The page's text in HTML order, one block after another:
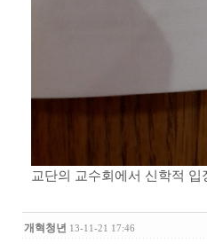
교단의 교수회에서 신학적
개혁청년 13-11-21 17:46